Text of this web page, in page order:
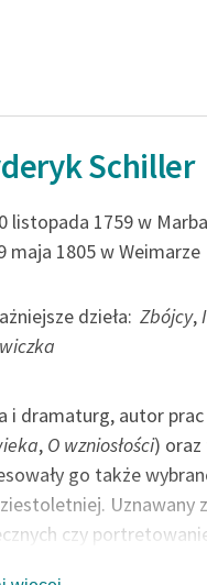
oraz
Schiller
listopada 1759 w
maja 1805 w Weimarze
dzieła: Zbójcy,
i dramaturg, autor
, O wzniosłości)
go także
Uznawany
czy